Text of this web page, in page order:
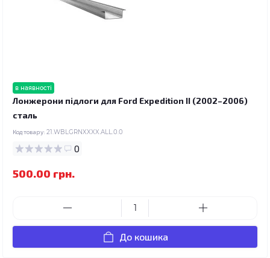
в наявності
Лонжерони підлоги для Ford Expedition II (2002–2006)
сталь
Код товару: 21.WBLGRNXXXX.ALL.0.0
0
500.00 грн.
До кошика